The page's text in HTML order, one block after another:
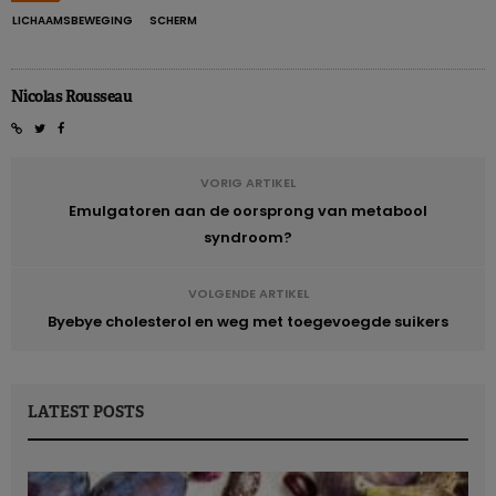
LICHAAMSBEWEGING SCHERM
Nicolas Rousseau
VORIG ARTIKEL
Emulgatoren aan de oorsprong van metabool
syndroom?
VOLGENDE ARTIKEL
Byebye cholesterol en weg met toegevoegde suikers
LATEST POSTS